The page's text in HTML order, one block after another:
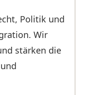
Politik und
Wir
stärken die